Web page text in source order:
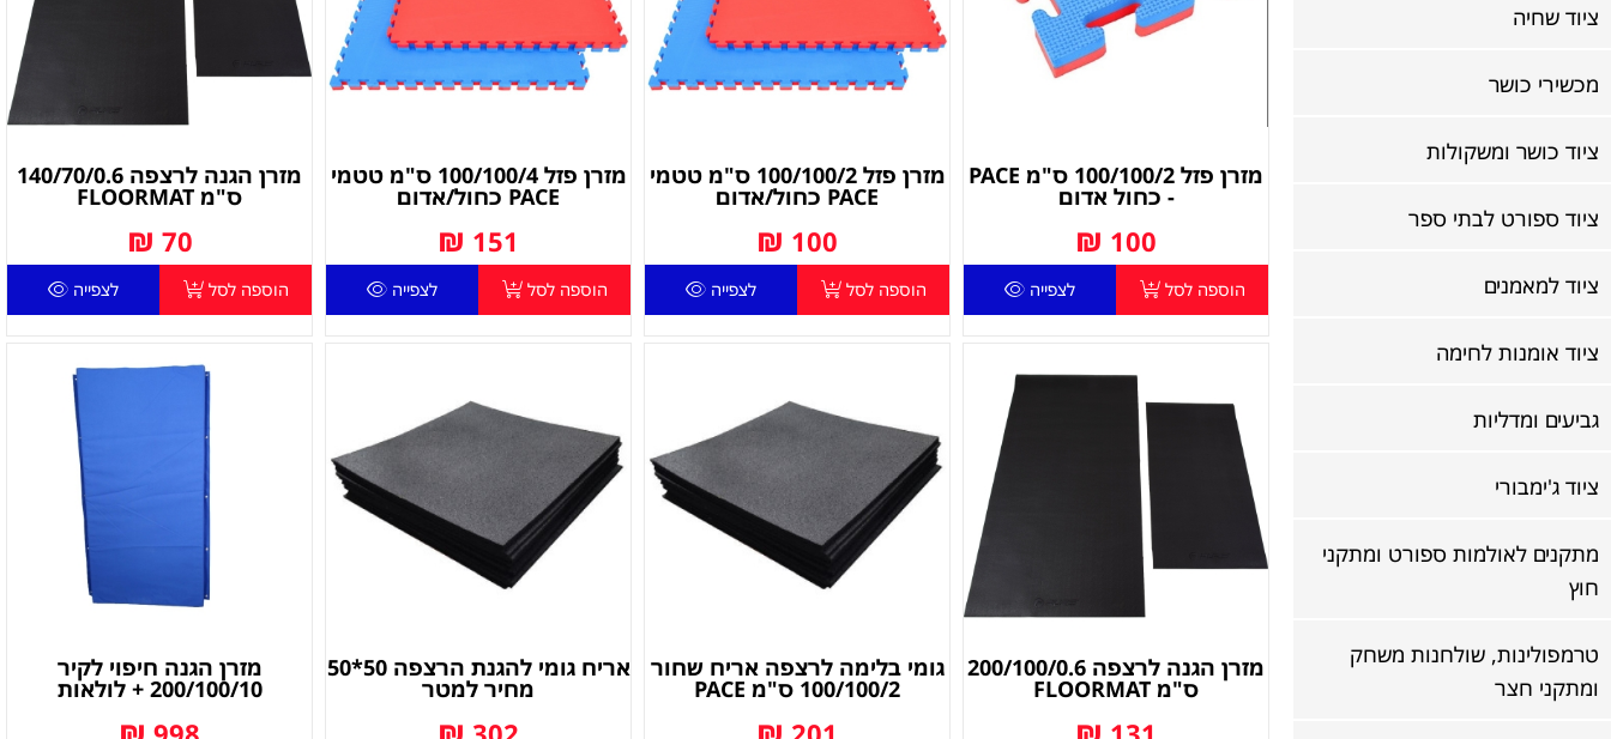
ציוד שחיה
מכשירי כושר
ציוד כושר ומשקולות
ציוד ספורט לבתי ספר
ציוד למאמנים
ציוד אומנות לחימה
גביעים ומדליות
ציוד ג'ימבורי
מתקנים לאולמות ספורט ומתקני
חוץ
טרמפולינות, שולחנות משחק
ומתקני חצר
מזרן פזל 100/100/2 ס"מ PACE
- כחול אדום
100
₪
הוספה לסל לצפייה
מזרן פזל 100/100/2 ס"מ טטמי
PACE כחול/אדום
100
₪
הוספה לסל לצפייה
מזרן פזל 100/100/4 ס"מ טטמי
PACE כחול/אדום
151
₪
הוספה לסל לצפייה
מזרן הגנה לרצפה 140/70/0.6
ס"מ FLOORMAT
70
₪
הוספה לסל לצפייה
מזרן הגנה לרצפה 200/100/0.6
ס"מ FLOORMAT
גומי בלימה לרצפה אריח שחור
100/100/2 ס"מ PACE
אריח גומי להגנת הרצפה 50*50
מחיר למטר
מזרן הגנה חיפוי לקיר
200/100/10 + לולאות